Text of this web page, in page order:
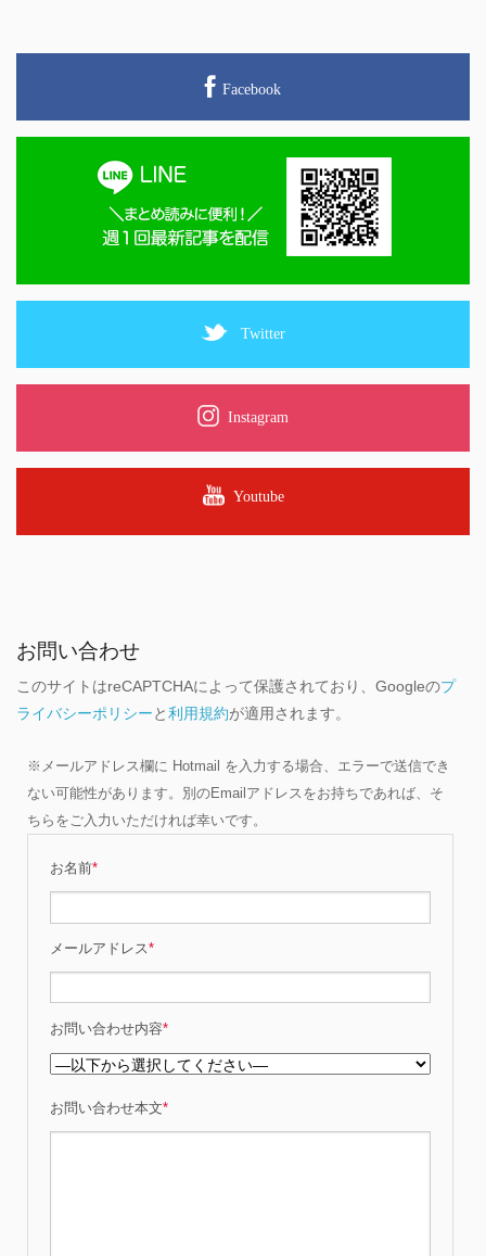
Facebook
Twitter
Instagram
Youtube
お問い合わせ
このサイトはreCAPTCHAによって保護されており、Googleのプ
ライバシーポリシーと利用規約が適用されます。
※メールアドレス欄に Hotmail を入力する場合、エラーで送信でき
ない可能性があります。別のEmailアドレスをお持ちであれば、そ
ちらをご入力いただければ幸いです。
お名前*
メールアドレス*
お問い合わせ内容*
お問い合わせ本文*